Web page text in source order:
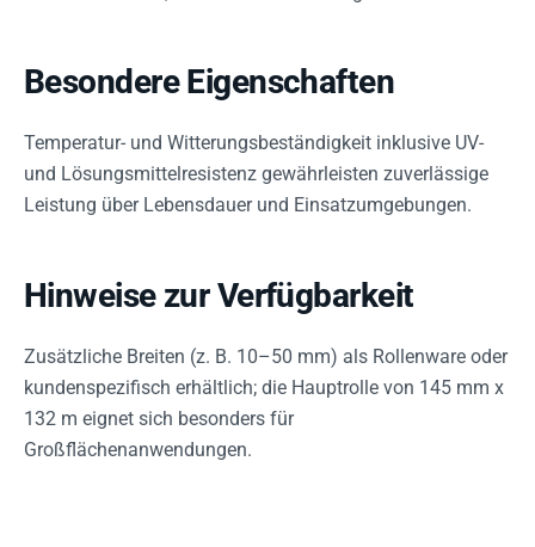
Besondere Eigenschaften
Temperatur- und Witterungsbeständigkeit inklusive UV-
und Lösungsmittelresistenz gewährleisten zuverlässige
Leistung über Lebensdauer und Einsatzumgebungen.
Hinweise zur Verfügbarkeit
Zusätzliche Breiten (z. B. 10–50 mm) als Rollenware oder
kundenspezifisch erhältlich; die Hauptrolle von 145 mm x
132 m eignet sich besonders für
Großflächenanwendungen.